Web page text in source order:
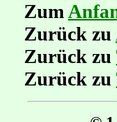
Zum
Zurück zu
Zurück zu
Zurück zu